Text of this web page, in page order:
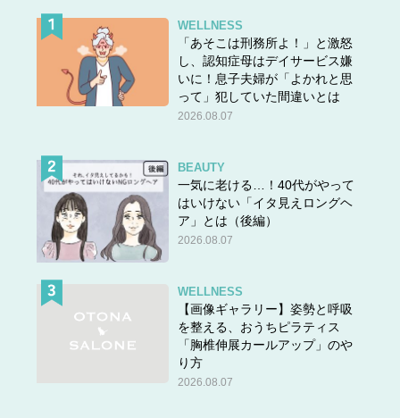
WELLNESS
「あそこは刑務所よ！」と激怒
し、認知症母はデイサービス嫌
いに！息子夫婦が「よかれと思
って」犯していた間違いとは
2026.08.07
BEAUTY
一気に老ける…！40代がやって
はいけない「イタ見えロングヘ
ア」とは（後編）
2026.08.07
WELLNESS
【画像ギャラリー】姿勢と呼吸
を整える、おうちピラティス
「胸椎伸展カールアップ」のや
り方
2026.08.07